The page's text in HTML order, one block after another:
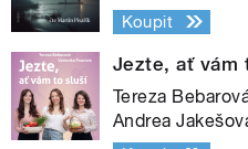
Koupit
Jezte, ať vám
Tereza
Andrea